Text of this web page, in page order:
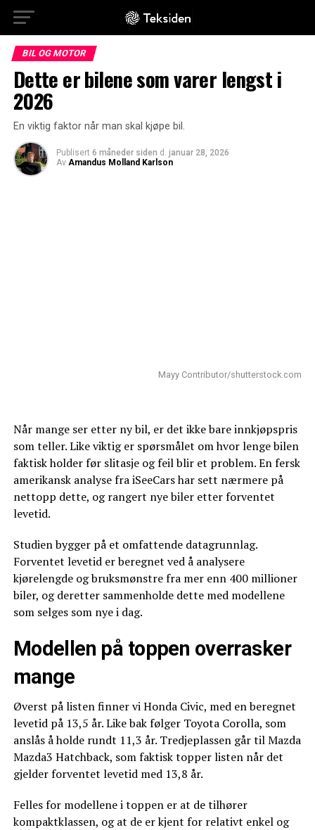
BIL OG MOTOR
Dette er bilene som varer lengst i
2026
En viktig faktor når man skal kjøpe bil.
Publisert 6 måneder siden d. januar 28, 2026
Av Amandus Molland Karlson
Mayy Contributor/shutterstock.com
Når mange ser etter ny bil, er det ikke bare innkjøpspris
som teller. Like viktig er spørsmålet om hvor lenge bilen
faktisk holder før slitasje og feil blir et problem. En fersk
amerikansk analyse fra iSeeCars har sett nærmere på
nettopp dette, og rangert nye biler etter forventet
levetid.
Studien bygger på et omfattende datagrunnlag.
Forventet levetid er beregnet ved å analysere
kjørelengde og bruksmønstre fra mer enn 400 millioner
biler, og deretter sammenholde dette med modellene
som selges som nye i dag.
Modellen på toppen overrasker
mange
Øverst på listen finner vi Honda Civic, med en beregnet
levetid på 13,5 år. Like bak følger Toyota Corolla, som
anslås å holde rundt 11,3 år. Tredjeplassen går til Mazda
Mazda3 Hatchback, som faktisk topper listen når det
gjelder forventet levetid med 13,8 år.
Felles for modellene i toppen er at de tilhører
kompaktklassen, og at de er kjent for relativt enkel og